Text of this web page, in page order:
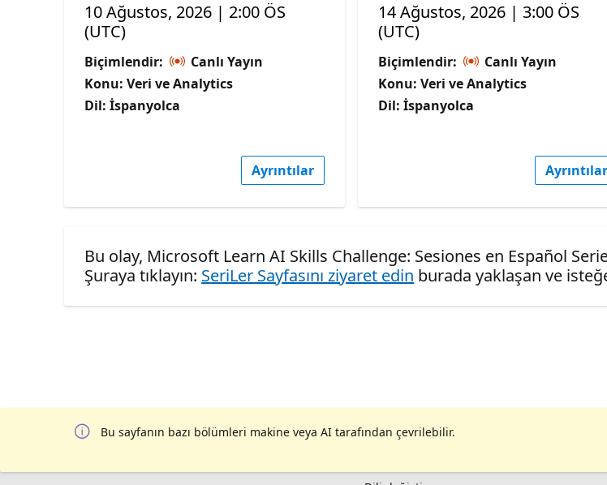
10 Ağustos, 2026 | 2:00 ÖS
(UTC)
Biçimlendir:
Canlı Yayın
Konu: Veri ve Analytics
Dil: İspanyolca
Ayrıntılar
14 Ağustos, 2026 | 3:00 ÖS
(UTC)
Biçimlendir:
Canlı Yayın
Konu: Veri ve Analytics
Dil: İspanyolca
Ayrıntılar
Bu olay, Microsoft Learn AI Skills Challenge: Sesiones en Español
Şuraya tıklayın: SeriLer Sayfasını ziyaret edin burada yaklaşan ve
Bu sayfanın bazı bölümleri makine veya AI tarafından çevrilebilir.